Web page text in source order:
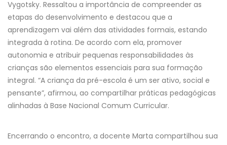
Vygotsky. Ressaltou a importância de compreender as
etapas do desenvolvimento e destacou que a
aprendizagem vai além das atividades formais, estando
integrada à rotina. De acordo com ela, promover
autonomia e atribuir pequenas responsabilidades às
crianças são elementos essenciais para sua formação
integral. “A criança da pré-escola é um ser ativo, social e
pensante”, afirmou, ao compartilhar práticas pedagógicas
alinhadas à Base Nacional Comum Curricular.
Encerrando o encontro, a docente Marta compartilhou sua